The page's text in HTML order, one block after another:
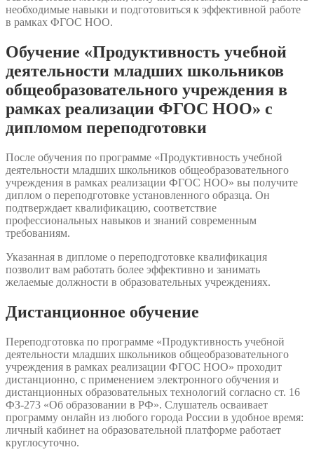
необходимые навыки и подготовиться к эффективной работе
в рамках ФГОС НОО.
Обучение «Продуктивность учебной
деятельности младших школьников
общеобразовательного учреждения в
рамках реализации ФГОС НОО» с
дипломом переподготовки
После обучения по программе «Продуктивность учебной
деятельности младших школьников общеобразовательного
учреждения в рамках реализации ФГОС НОО» вы получите
диплом о переподготовке установленного образца. Он
подтверждает квалификацию, соответствие
профессиональных навыков и знаний современным
требованиям.
Указанная в дипломе о переподготовке квалификация
позволит вам работать более эффективно и занимать
желаемые должности в образовательных учреждениях.
Дистанционное обучение
Переподготовка по программе «Продуктивность учебной
деятельности младших школьников общеобразовательного
учреждения в рамках реализации ФГОС НОО» проходит
дистанционно, с применением электронного обучения и
дистанционных образовательных технологий согласно ст. 16
ФЗ-273 «Об образовании в РФ». Слушатель осваивает
программу онлайн из любого города России в удобное время:
личный кабинет на образовательной платформе работает
круглосуточно.